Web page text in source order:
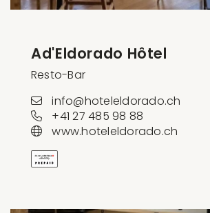
Ad'Eldorado Hôtel
Resto-Bar
info@hoteleldorado.ch
+41 27 485 98 88
www.hoteleldorado.ch